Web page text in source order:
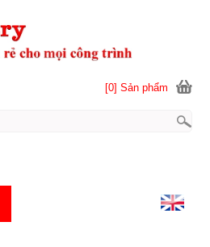
[0] Sản phẩm